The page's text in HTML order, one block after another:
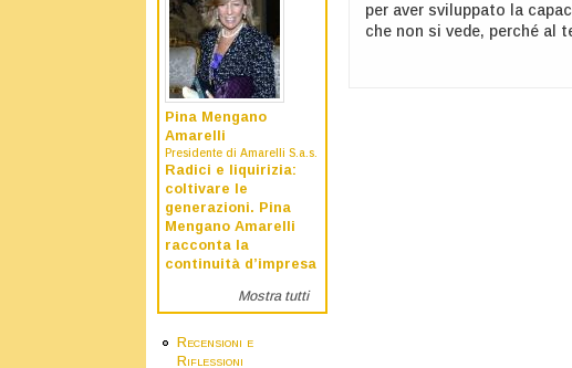
Pina Mengano
Amarelli
Presidente di Amarelli S.a.s.
Radici e liquirizia:
coltivare le
generazioni. Pina
Mengano Amarelli
racconta la
continuità d’impresa
Mostra tutti
Recensioni e
Riflessioni
per aver sviluppato la
che non si vede, perché al